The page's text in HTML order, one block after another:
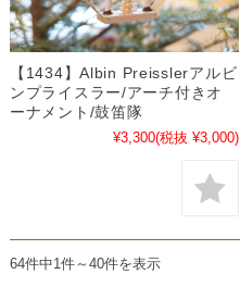
【1434】Albin Preisslerアルビ
ンプライスラー/アーチ付きオ
ーナメント/鼓笛隊
¥3,300(税抜 ¥3,000)
64件中1件～40件を表示